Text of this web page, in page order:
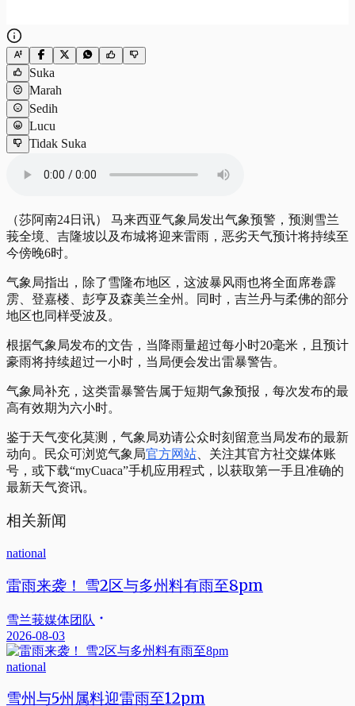
Suka
Marah
Sedih
Lucu
Tidak Suka
（莎阿南24日讯） 马来西亚气象局发出气象预警，预测雪兰
莪全境、吉隆坡以及布城将迎来雷雨，恶劣天气预计将持续至
今傍晚6时。
气象局指出，除了雪隆布地区，这波暴风雨也将全面席卷霹
雳、登嘉楼、彭亨及森美兰全州。同时，吉兰丹与柔佛的部分
地区也同样受波及。
根据气象局发布的文告，当降雨量超过每小时20毫米，且预计
豪雨将持续超过一小时，当局便会发出雷暴警告。
气象局补充，这类雷暴警告属于短期气象预报，每次发布的最
高有效期为六小时。
鉴于天气变化莫测，气象局劝请公众时刻留意当局发布的最新
动向。民众可浏览气象局官方网站 、关注其官方社交媒体账
号，或下载“myCuaca”手机应用程式，以获取第一手且准确的
最新天气资讯。
相关新闻
national
雷雨来袭！ 雪2区与多州料有雨至8pm
雪兰莪媒体团队
2026-08-03
national
雪州与5州属料迎雷雨至12pm